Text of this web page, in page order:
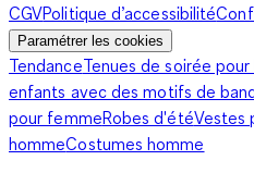
CGVPolitique d’accessibilité
Paramétrer les cookies
TendanceTenues de soirée
enfants avec des motifs de
pour femmeRobes d'étéVestes
hommeCostumes homme